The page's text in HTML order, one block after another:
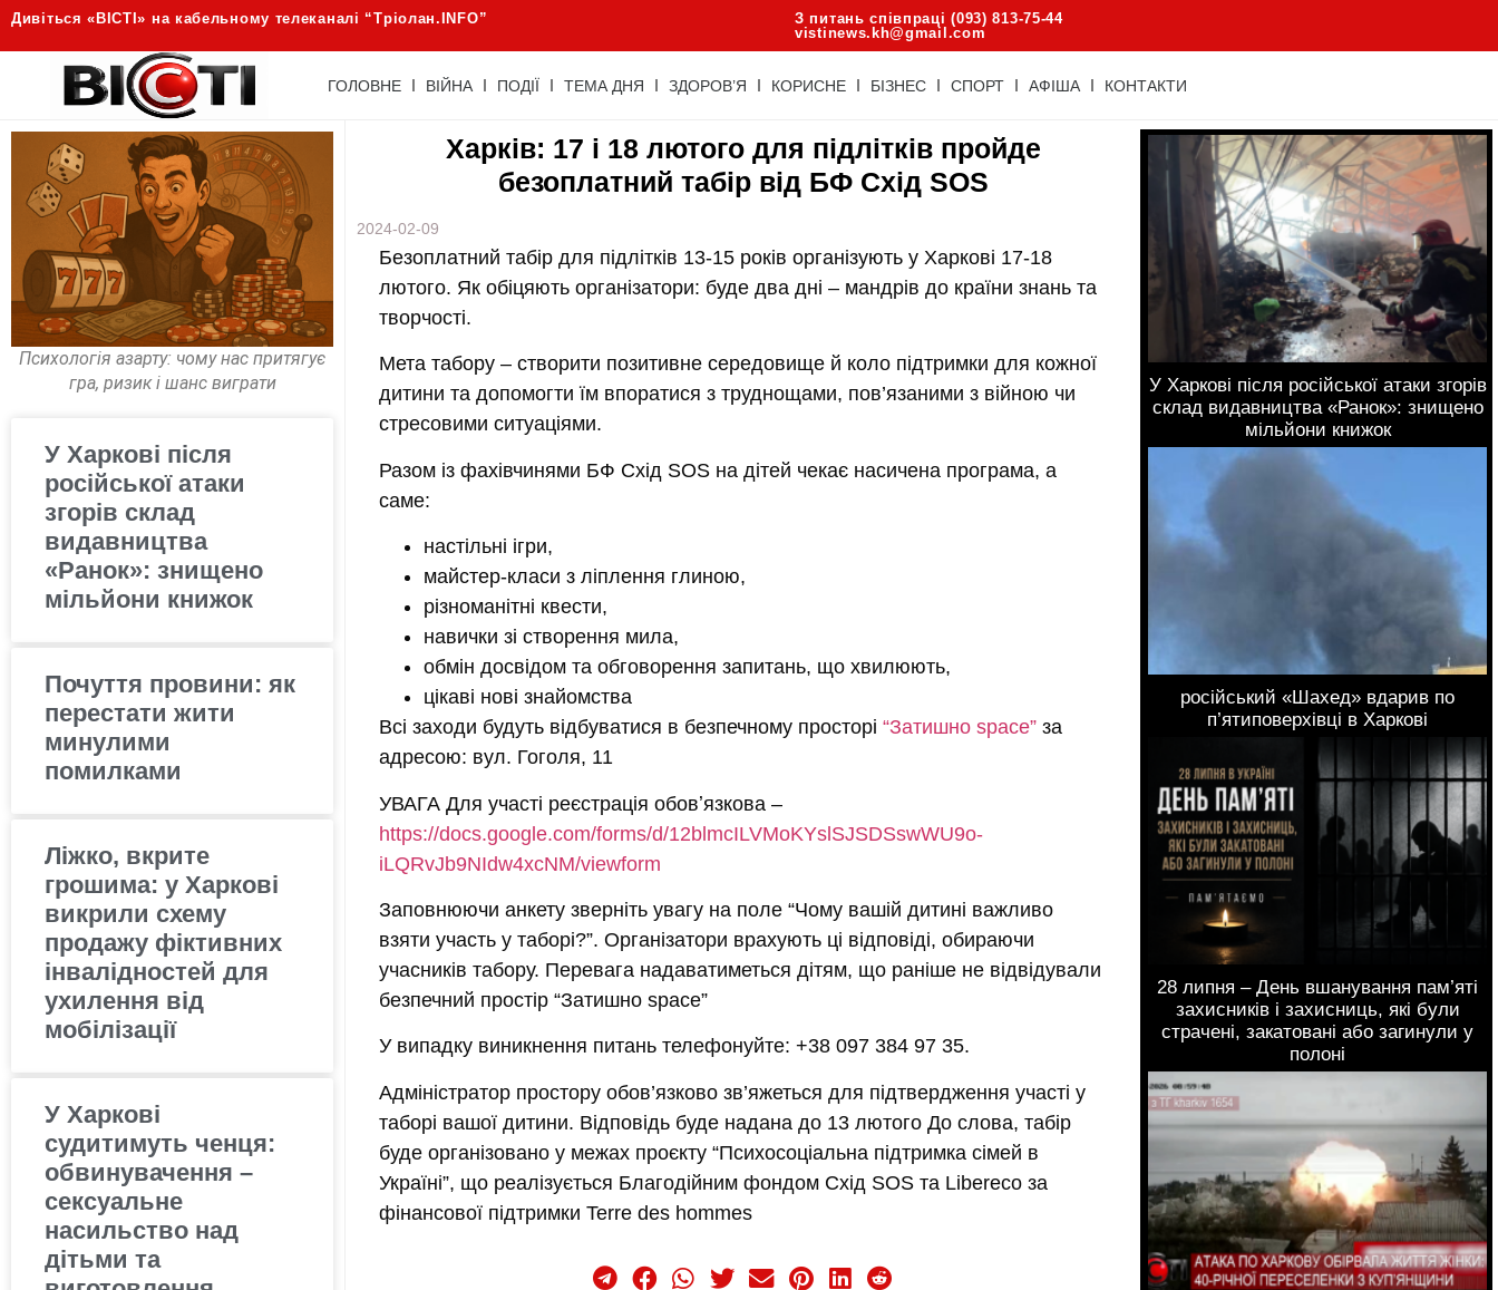
Дивіться «ВІСТІ» на кабельному телеканалі “Трiолан.INFO”
З питань співпраці (093) 813-75-44
vistinews.kh@gmail.com
ГОЛОВНЕ ВІЙНА ПОДІЇ ТЕМА ДНЯ ЗДОРОВ’Я КОРИСНЕ БІЗНЕС СПОРТ АФІША КОНТАКТИ
Психологія азарту: чому нас притягує
гра, ризик і шанс виграти
У Харкові після
російської атаки
згорів склад
видавництва
«Ранок»: знищено
мільйони книжок
Почуття провини: як
перестати жити
минулими
помилками
Ліжко, вкрите
грошима: у Харкові
викрили схему
продажу фіктивних
інвалідностей для
ухилення від
мобілізації
У Харкові
судитимуть ченця:
обвинувачення –
сексуальне
насильство над
дітьми та
Харків: 17 і 18 лютого для підлітків пройде
безоплатний табір від БФ Схід SOS
2024-02-09
Безоплатний табір для підлітків 13-15 років організують у Харкові 17-18
лютого. Як обіцяють організатори: буде два дні – мандрів до країни знань та
творчості.
Мета табору – створити позитивне середовище й коло підтримки для кожної
дитини та допомогти їм впоратися з труднощами, пов’язаними з війною чи
стресовими ситуаціями.
Разом із фахівчинями БФ Схід SOS на дітей чекає насичена програма, а
саме:
настільні ігри,
майстер-класи з ліплення глиною,
різноманітні квести,
навички зі створення мила,
обмін досвідом та обговорення запитань, що хвилюють,
цікаві нові знайомства
Всі заходи будуть відбуватися в безпечному просторі“Затишно space” за
адресою: вул. Гоголя, 11
УВАГА Для участі реєстрація обовʼязкова –
https://docs.google.com/forms/d/12blmcILVMoKYslSJSDSswWU9o-
iLQRvJb9NIdw4xcNM/viewform
Заповнюючи анкету зверніть увагу на поле “Чому вашій дитині важливо
взяти участь у таборі?”. Організатори врахують ці відповіді, обираючи
учасників табору. Перевага надаватиметься дітям, що раніше не відвідували
безпечний простір “Затишно space”
У випадку виникнення питань телефонуйте: +38 097 384 97 35.
Адміністратор простору обов’язково зв’яжеться для підтвердження участі у
таборі вашої дитини. Відповідь буде надана до 13 лютого До слова, табір
буде організовано у межах проєкту “Психосоціальна підтримка сімей в
Україні”, що реалізується Благодійним фондом Схід SOS та Libereco за
фінансової підтримки Terre des hommes
У Харкові після російської атаки згорів
склад видавництва «Ранок»: знищено
мільйони книжок
російський «Шахед» вдарив по
п’ятиповерхівці в Харкові
28 липня – День вшанування пам’яті
захисників і захисниць, які були
страчені, закатовані або загинули у
полоні